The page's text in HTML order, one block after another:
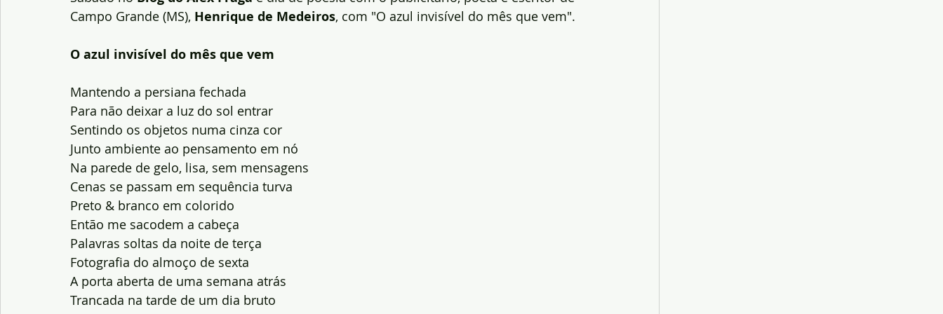
Campo Grande (MS), Henrique de Medeiros, com "O azul invisível do mês que vem".
O azul invisível do mês que vem
Mantendo a persiana fechada
Para não deixar a luz do sol entrar
Sentindo os objetos numa cinza cor
Junto ambiente ao pensamento em nó
Na parede de gelo, lisa, sem mensagens
Cenas se passam em sequência turva
Preto & branco em colorido
Então me sacodem a cabeça
Palavras soltas da noite de terça
Fotografia do almoço de sexta
A porta aberta de uma semana atrás
Trancada na tarde de um dia bruto